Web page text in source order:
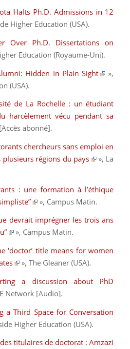
Halts Ph.D. Admissions in 12
Higher Education(USA).
Over Ph.D. Dissertations on
Education(Royaume-Uni).
Hidden in Plain Sight
»,
(USA).
de La Rochelle : un étudiant
harcèlement vécu pendant sa
[Accès abonné].
chercheurs sans emploi en
plusieurs régions du pays
», La
: une formation à l’éthique
», Campus Matin.
devrait imprégner les trois ans
», Campus Matin.
‘doctor’ title means for women
», The Gleaner(USA).
a discussion about PhD
Network [Audio].
a Third Space for Conversation
Higher Education(USA).
titulaires de doctorat : Amzazi